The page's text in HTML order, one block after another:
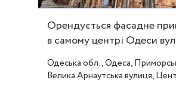
Орендується фасадне
в самому центрі Одеси
Арнаутська ID 54187
Одеська обл., Одеса,
Велика Арнаутська вулиця,